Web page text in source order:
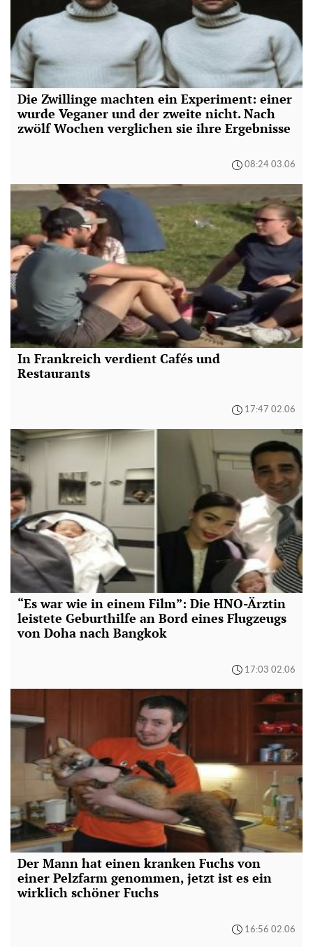
Die Zwillinge machten ein Experiment: einer
wurde Veganer und der zweite nicht. Nach
zwölf Wochen verglichen sie ihre Ergebnisse
08:24 03.06
In Frankreich verdient Cafés und
Restaurants
17:47 02.06
“Es war wie in einem Film”: Die HNO-Ärztin
leistete Geburthilfe an Bord eines Flugzeugs
von Doha nach Bangkok
17:03 02.06
Der Mann hat einen kranken Fuchs von
einer Pelzfarm genommen, jetzt ist es ein
wirklich schöner Fuchs
16:56 02.06